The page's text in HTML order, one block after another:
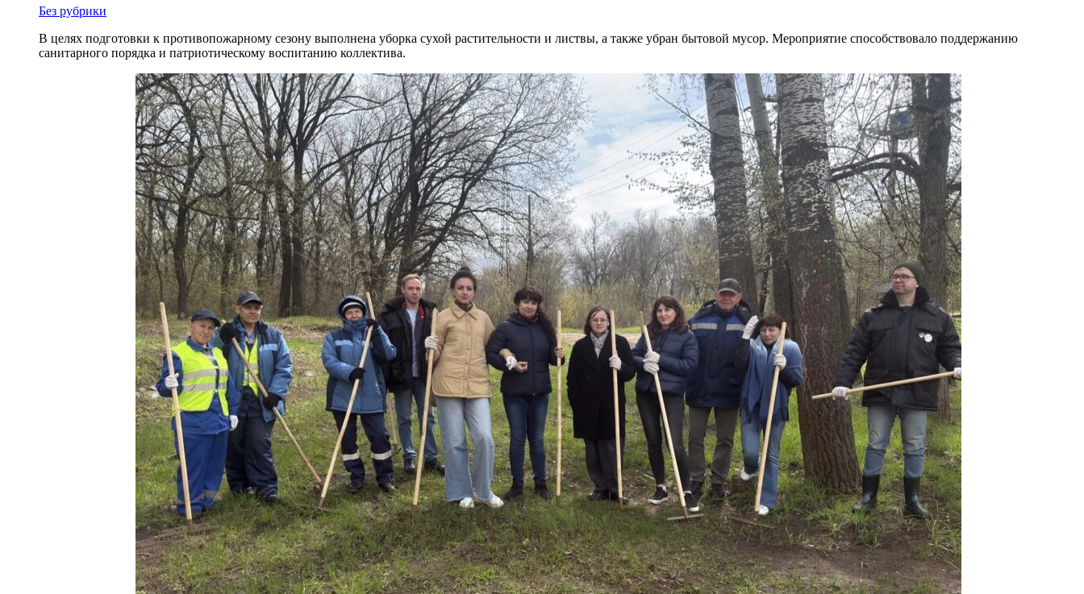
Без рубрики
В целях подготовки к противопожарному сезону выполнена уборка сухой растительности и листвы, а также убран бытовой мусор. Мероприятие способствовало поддержанию
санитарного порядка и патриотическому воспитанию коллектива.